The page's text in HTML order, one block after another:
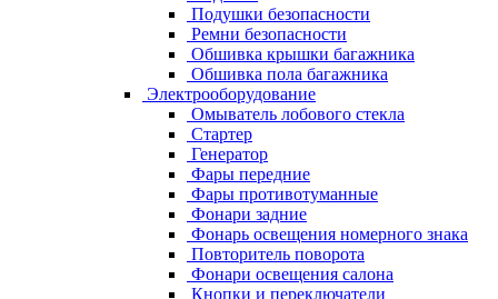
Подушки безопасности
Ремни безопасности
Обшивка крышки багажника
Обшивка пола багажника
Электрооборудование
Омыватель лобового стекла
Стартер
Генератор
Фары передние
Фары противотуманные
Фонари задние
Фонарь освещения номерного знака
Повторитель поворота
Фонари освещения салона
Кнопки и переключатели